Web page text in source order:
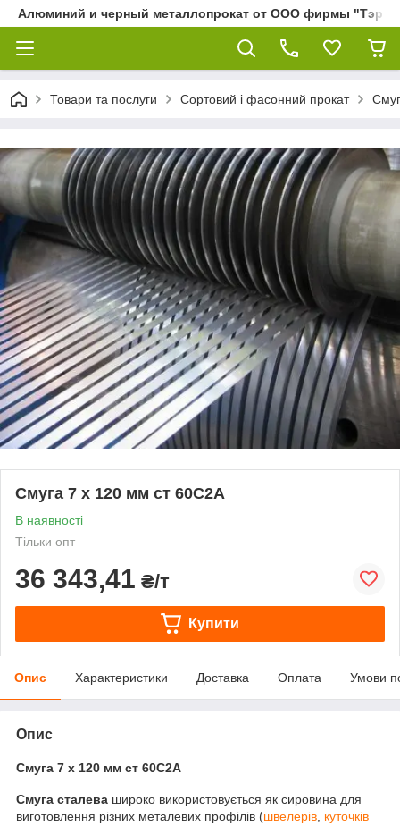
Алюминий и черный металлопрокат от ООО фирмы "Тэра"
Товари та послуги Сортовий і фасонний прокат
Смуга 7 х 120 мм ст 60С2А
В наявності
Тільки опт
36 343,41 ₴/т
Купити
Опис Характеристики Доставка Оплата Умови
Опис
Смуга 7 х 120 мм ст 60С2А
Смуга сталева широко використовується як сировина для
виготовлення різних металевих профілів (швелерів, куточків